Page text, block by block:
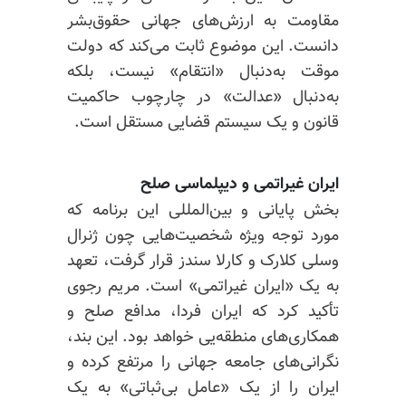
مقاومت به ارزش‌های جهانی حقوق‌بشر
دانست. این موضوع ثابت می‌کند که دولت
موقت به‌دنبال «انتقام» نیست، بلکه
به‌دنبال «عدالت» در چارچوب حاکمیت
قانون و یک سیستم قضایی مستقل است.
ایران غیراتمی و دیپلماسی صلح
بخش پایانی و بین‌المللی این برنامه که
مورد توجه ویژه شخصیت‌هایی چون ژنرال
وسلی کلارک و کارلا سندز قرار گرفت، تعهد
به یک «ایران غیراتمی» است. مریم رجوی
تأکید کرد که ایران فردا، مدافع صلح و
همکاری‌های منطقه‌یی خواهد بود. این بند،
نگرانی‌های جامعه جهانی را مرتفع کرده و
ایران را از یک «عامل بی‌ثباتی» به یک